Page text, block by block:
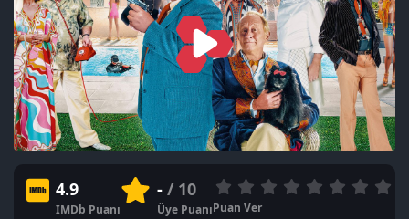
4.9
IMDb Puanı
-/ 10
Üye PuanıPuan Ver